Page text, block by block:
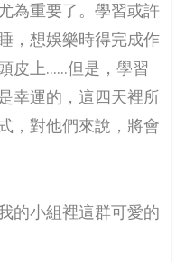
為重要了。學習或許
，想娛樂時得完成作
皮上……但是，學習
幸運的，這四天裡所
，對他們來說，將會
的小組裡這群可愛的